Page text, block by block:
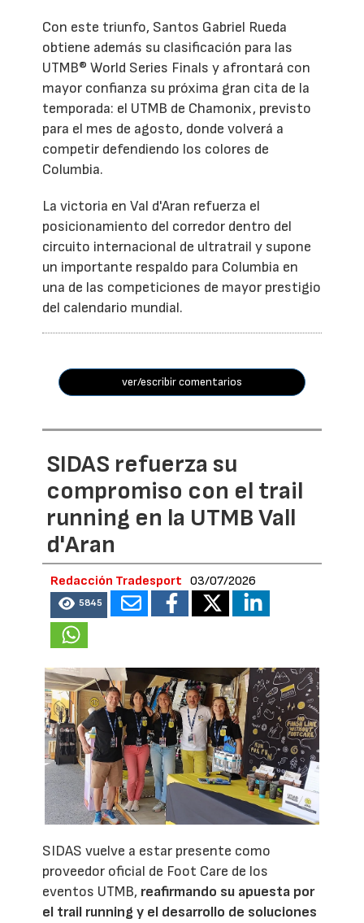
Con este triunfo, Santos Gabriel Rueda
obtiene además su clasificación para las
UTMB® World Series Finals y afrontará con
mayor confianza su próxima gran cita de la
temporada: el UTMB de Chamonix, previsto
para el mes de agosto, donde volverá a
competir defendiendo los colores de
Columbia.
La victoria en Val d'Aran refuerza el
posicionamiento del corredor dentro del
circuito internacional de ultratrail y supone
un importante respaldo para Columbia en
una de las competiciones de mayor prestigio
del calendario mundial.
ver/escribir comentarios
SIDAS refuerza su
compromiso con el trail
running en la UTMB Vall
d'Aran
Redacción Tradesport 03/07/2026
5845
SIDAS vuelve a estar presente como
proveedor oficial de Foot Care de los
eventos UTMB, reafirmando su apuesta por
el trail running y el desarrollo de soluciones